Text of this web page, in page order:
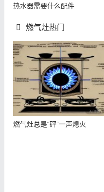
热水器需要什么配件
燃气灶热门
燃气灶总是“砰”一声熄火